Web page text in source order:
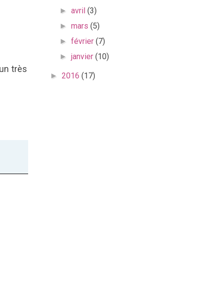
très
►avril(3)
►mars(5)
►février(7)
►janvier(10)
► 2016 (17)